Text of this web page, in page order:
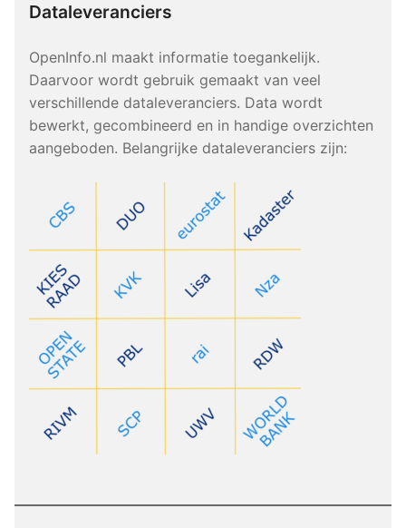
Dataleveranciers
OpenInfo.nl maakt informatie toegankelijk.
Daarvoor wordt gebruik gemaakt van veel
verschillende dataleveranciers. Data wordt
bewerkt, gecombineerd en in handige overzichten
aangeboden. Belangrijke dataleveranciers zijn: